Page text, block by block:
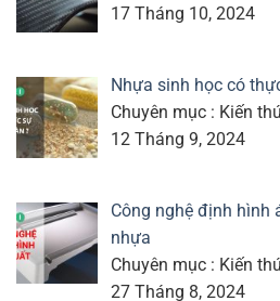
17 Tháng 10, 2024
Nhựa sinh học có
Chuyên mục : Kiến
12 Tháng 9, 2024
Công nghệ định hình
nhựa
Chuyên mục : Kiến
27 Tháng 8, 2024